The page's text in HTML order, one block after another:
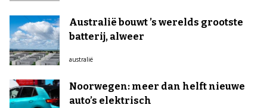
Australië bouwt ’s werelds grootste
batterij, alweer
australië
Noorwegen: meer dan helft nieuwe
auto’s elektrisch